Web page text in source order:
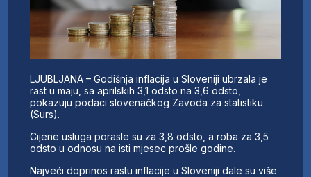
LJUBLJANA – Godišnja inflacija u Sloveniji ubrzala je
rast u maju, sa aprilskih 3,1 odsto na 3,6 odsto,
pokazuju podaci slovenačkog Zavoda za statistiku
(Surs).
Cijene usluga porasle su za 3,8 odsto, a roba za 3,5
odsto u odnosu na isti mjesec prošle godine.
Najveći doprinos rastu inflacije u Sloveniji dale su više